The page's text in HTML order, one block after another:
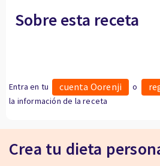
Sobre esta receta
Entra en tu cuenta Oorenji o
la información de la receta
Crea tu dieta